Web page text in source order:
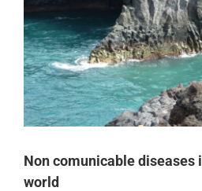
Non comunicable diseases
world